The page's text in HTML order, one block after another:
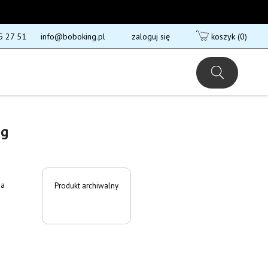
27 51 info@boboking.pl zaloguj się koszyk (0)
Produkt archiwalny